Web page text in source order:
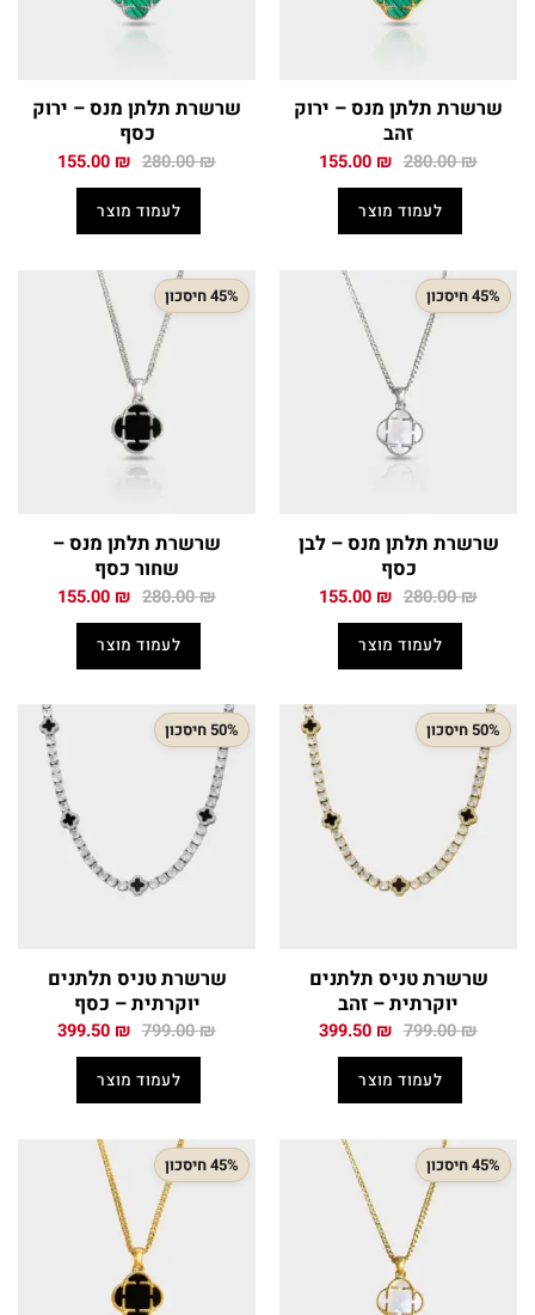
שרשרת תלתן מנס – ירוק
זהב
280.00₪ המחיר
280.00 ₪.
155.00 ₪ המחיר
לעמוד מוצר
שרשרת תלתן מנס – ירוק
כסף
280.00₪ המחיר
280.00 ₪.
155.00 ₪ המחיר
לעמוד מוצר
45% חיסכון
שרשרת תלתן מנס – לבן
כסף
280.00₪ המחיר
280.00 ₪.
155.00 ₪ המחיר
לעמוד מוצר
45% חיסכון
שרשרת תלתן מנס –
שחור כסף
280.00₪ המחיר
280.00 ₪.
155.00 ₪ המחיר
לעמוד מוצר
50% חיסכון
שרשרת טניס תלתנים
יוקרתית – זהב
799.00₪ המחיר
799.00 ₪.
399.50 ₪ המחיר
לעמוד מוצר
50% חיסכון
שרשרת טניס תלתנים
יוקרתית – כסף
799.00₪ המחיר
799.00 ₪.
399.50 ₪ המחיר
לעמוד מוצר
45% חיסכון 45% חיסכון